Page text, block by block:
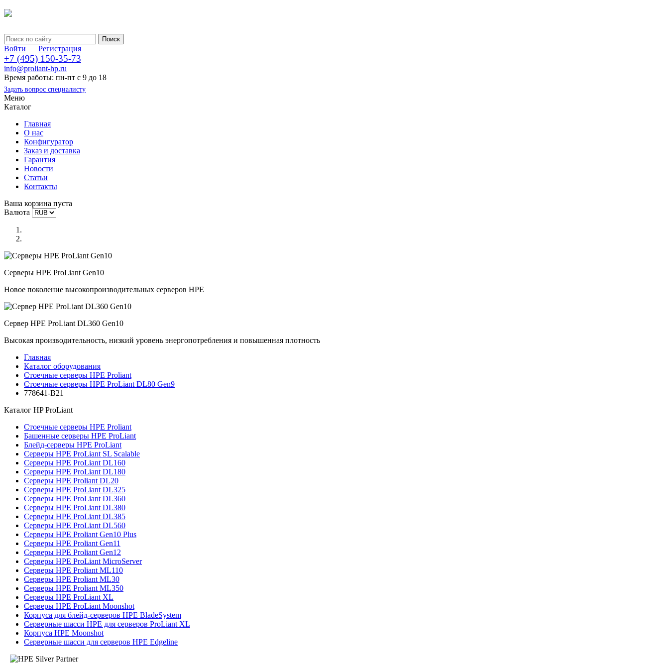
Войти Регистрация
+7 (495) 150-35-73
info@proliant-hp.ru
Время работы: пн-пт с 9 до 18
Задать вопрос специалисту
Меню
Каталог
Главная
О нас
Конфигуратор
Заказ и доставка
Гарантия
Новости
Статьи
Контакты
Ваша корзина пуста
Валюта
Серверы HPE ProLiant Gen10
Новое поколение высокопроизводительных серверов HPE
Сервер HPE ProLiant DL360 Gen10
Высокая производительность, низкий уровень энергопотребления и повышенная плотность
Главная
Каталог оборудования
Стоечные серверы HPE Proliant
Стоечные серверы HPE ProLiant DL80 Gen9
778641-B21
Каталог HP ProLiant
Стоечные серверы HPE Proliant
Башенные серверы HPE ProLiant
Блейд-серверы HPE ProLiant
Серверы HPE ProLiant SL Scalable
Серверы HPE ProLiant DL160
Серверы HPE ProLiant DL180
Серверы HPE Proliant DL20
Серверы HPE ProLiant DL325
Серверы HPE ProLiant DL360
Серверы HPE ProLiant DL380
Серверы HPE ProLiant DL385
Серверы HPE ProLiant DL560
Серверы HPE Proliant Gen10 Plus
Серверы HPE Proliant Gen11
Серверы HPE Proliant Gen12
Серверы HPE ProLiant MicroServer
Серверы HPE Proliant ML110
Серверы HPE Proliant ML30
Серверы HPE Proliant ML350
Серверы HPE ProLiant XL
Серверы HPE ProLiant Moonshot
Корпуса для блейд-серверов HPE BladeSystem
Серверные шасси HPE для серверов ProLiant XL
Корпуса HPE Moonshot
Серверные шасси для серверов HPE Edgeline